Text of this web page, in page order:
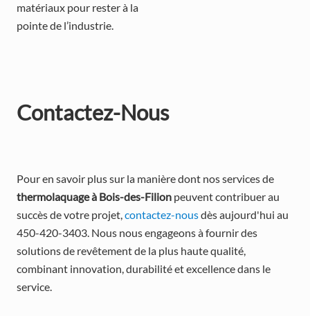
matériaux pour rester à la
pointe de l’industrie.
Contactez-Nous
thermolaquage à Bois-des-Filion peuvent contribuer au
succès de votre projet, contactez-nous dès aujourd'hui au
450-420-3403. Nous nous engageons à fournir des
solutions de revêtement de la plus haute qualité,
combinant innovation, durabilité et excellence dans le
service.